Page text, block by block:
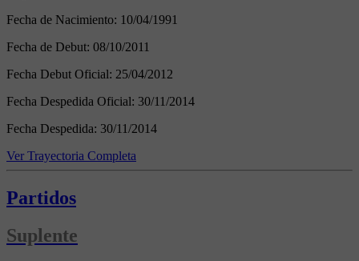
Fecha de Nacimiento: 10/04/1991
Fecha de Debut: 08/10/2011
Fecha Debut Oficial: 25/04/2012
Fecha Despedida Oficial: 30/11/2014
Fecha Despedida: 30/11/2014
Ver Trayectoria Completa
Partidos
Suplente